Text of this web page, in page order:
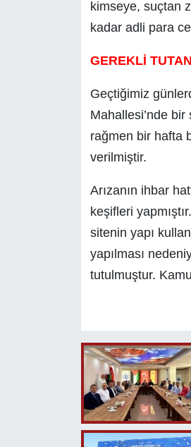
kimseye, suçtan
kadar adli para
GEREKLİ
Geçtiğimiz
Mahallesi’nde
rağmen bir hafta
verilmiştir.
Arızanın ihbar
keşifleri
sitenin yapı
yapılması
tutulmuştur.